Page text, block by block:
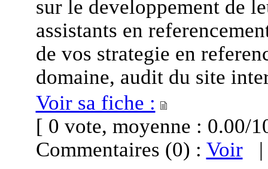
sur le developpement de
assistants en
de vos strategie en
domaine, audit du site
Voir sa fiche :
[ 0 vote, moyenne :
Commentaires (0) : Voir